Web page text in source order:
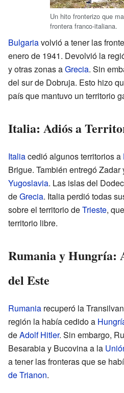
Un hito fronterizo que
frontera franco-italiana.
Bulgariavolvió a tener las
enero de 1941. Devolvió la
y otras zonas aGrecia. Sin
del sur de Dobruja. Esto hizo
país que mantuvo un territorio
Italia: Adiós a
Italiacedió algunos territorios a
Brigue. También entregó
Yugoslavia. Las islas del
deGrecia. Italia perdió todas
sobre el territorio deTrieste,
territorio libre.
Rumania y Hungría:
del Este
Rumania recuperó la
región la había cedido a
deAdolf Hitler. Sin embargo,
Besarabia y Bucovina a la
a tener las fronteras que se
de Trianon.